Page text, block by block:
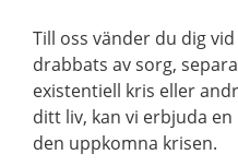
Till oss vänder du dig
drabbats av sorg,
existentiell kris eller
ditt liv, kan vi erbjuda
den uppkomna krisen.